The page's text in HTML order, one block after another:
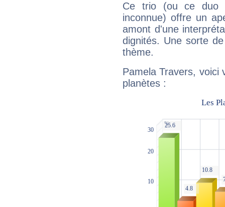
Ce trio (ou ce duo
inconnue) offre un
amont d'une
dignités. Une sorte
thème.
Pamela Travers, voici
planètes :